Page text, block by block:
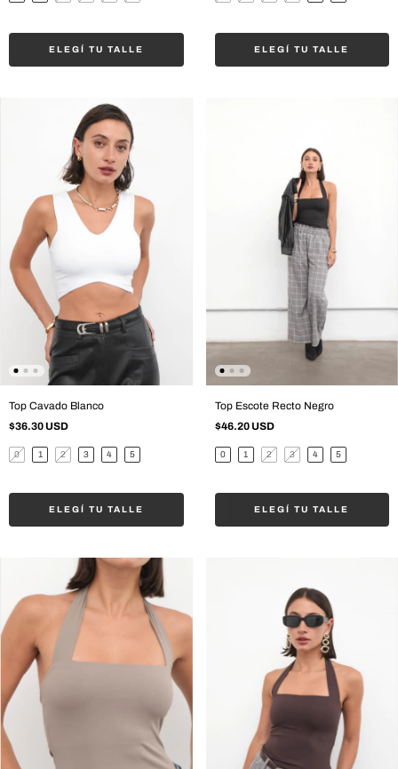
ELEGÍ TU TALLE ELEGÍ TU TALLE
Top Cavado Blanco
$36.30 USD
0 1 2 3 4 5
ELEGÍ TU TALLE
Top Escote Recto Negro
$46.20 USD
0 1 2 3 4 5
ELEGÍ TU TALLE